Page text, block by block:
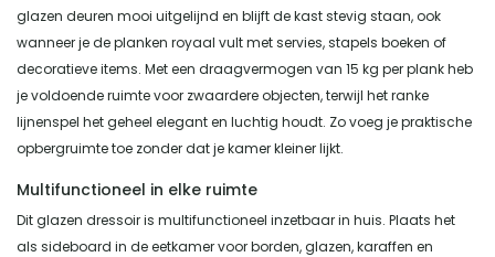
glazen deuren mooi uitgelijnd en blijft de kast stevig staan, ook
wanneer je de planken royaal vult met servies, stapels boeken of
decoratieve items. Met een draagvermogen van 15 kg per plank heb
je voldoende ruimte voor zwaardere objecten, terwijl het ranke
lijnenspel het geheel elegant en luchtig houdt. Zo voeg je praktische
opbergruimte toe zonder dat je kamer kleiner lijkt.
Multifunctioneel in elke ruimte
Dit glazen dressoir is multifunctioneel inzetbaar in huis. Plaats het
als sideboard in de eetkamer voor borden, glazen, karaffen en